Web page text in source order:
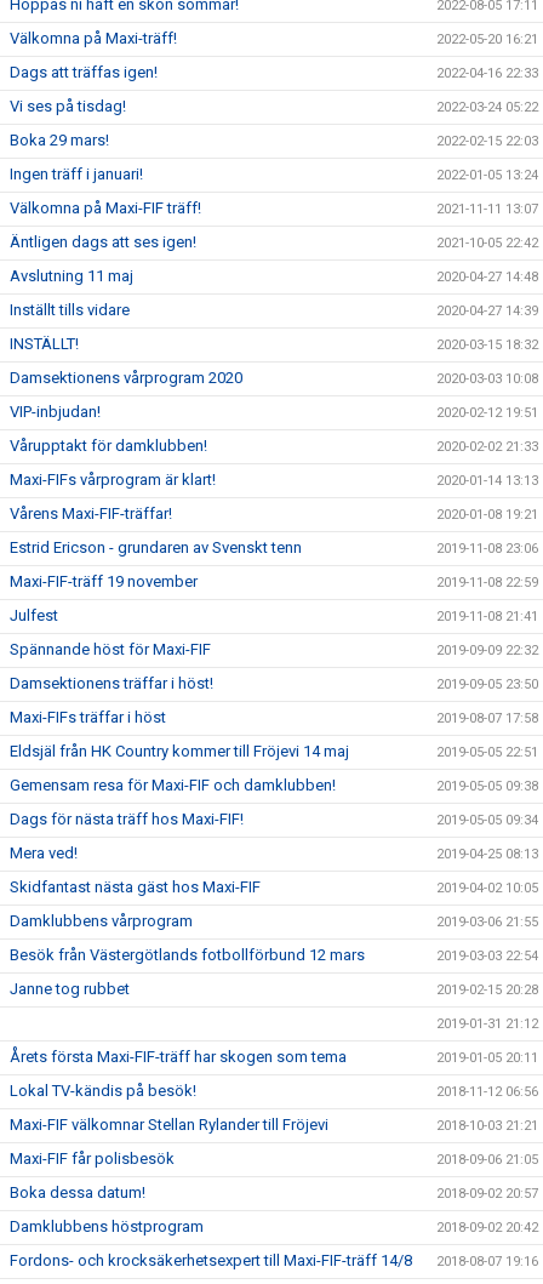
Hoppas ni haft en skön sommar! 2022-08-05 17:11
Välkomna på Maxi-träff! 2022-05-20 16:21
Dags att träffas igen! 2022-04-16 22:33
Vi ses på tisdag! 2022-03-24 05:22
Boka 29 mars! 2022-02-15 22:03
Ingen träff i januari! 2022-01-05 13:24
Välkomna på Maxi-FIF träff! 2021-11-11 13:07
Äntligen dags att ses igen! 2021-10-05 22:42
Avslutning 11 maj 2020-04-27 14:48
Inställt tills vidare 2020-04-27 14:39
INSTÄLLT! 2020-03-15 18:32
Damsektionens vårprogram 2020 2020-03-03 10:08
VIP-inbjudan! 2020-02-12 19:51
Vårupptakt för damklubben! 2020-02-02 21:33
Maxi-FIFs vårprogram är klart! 2020-01-14 13:13
Vårens Maxi-FIF-träffar! 2020-01-08 19:21
Estrid Ericson - grundaren av Svenskt tenn 2019-11-08 23:06
Maxi-FIF-träff 19 november 2019-11-08 22:59
Julfest 2019-11-08 21:41
Spännande höst för Maxi-FIF 2019-09-09 22:32
Damsektionens träffar i höst! 2019-09-05 23:50
Maxi-FIFs träffar i höst 2019-08-07 17:58
Eldsjäl från HK Country kommer till Fröjevi 14 maj 2019-05-05 22:51
Gemensam resa för Maxi-FIF och damklubben! 2019-05-05 09:38
Dags för nästa träff hos Maxi-FIF! 2019-05-05 09:34
Mera ved! 2019-04-25 08:13
Skidfantast nästa gäst hos Maxi-FIF 2019-04-02 10:05
Damklubbens vårprogram 2019-03-06 21:55
Besök från Västergötlands fotbollförbund 12 mars 2019-03-03 22:54
Janne tog rubbet 2019-02-15 20:28
2019-01-31 21:12
Årets första Maxi-FIF-träff har skogen som tema 2019-01-05 20:11
Lokal TV-kändis på besök! 2018-11-12 06:56
Maxi-FIF välkomnar Stellan Rylander till Fröjevi 2018-10-03 21:21
Maxi-FIF får polisbesök 2018-09-06 21:05
Boka dessa datum! 2018-09-02 20:57
Damklubbens höstprogram 2018-09-02 20:42
Fordons- och krocksäkerhetsexpert till Maxi-FIF-träff 14/8 2018-08-07 19:16